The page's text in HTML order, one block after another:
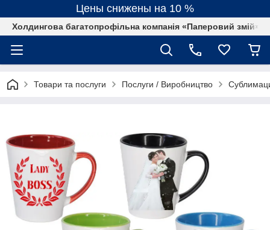
Цены снижены на 10 %
Холдингова багатопрофільна компанія «Паперовий змій»
Товари та послуги Послуги / Виробництво